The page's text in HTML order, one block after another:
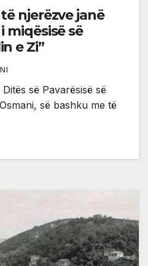
njerëzve janë
miqësisë së
e Zi”
së Pavarësisë së
së bashku me të